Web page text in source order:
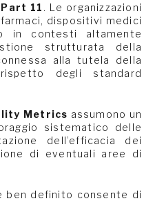
Part 11 . Le organizzazioni
dispositivi medici
in contesti altamente
strutturata della
alla tutela della
degli standard
Metrics assumono un
sistematico delle
dell’efficacia dei
di eventuali aree di
ben definito consente di